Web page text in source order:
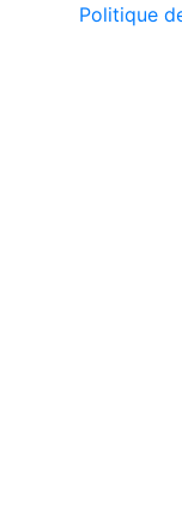
Politique